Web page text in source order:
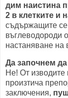
дим наистина
2 в клетките и
съдържащите се
въглеводороди
настаняване на
Да започнем
Не! От изводите
произтича
заключения,